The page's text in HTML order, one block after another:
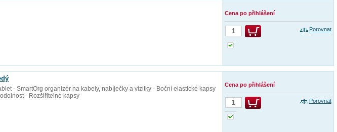
Cena po přihlášení
Porovnat
- SmartOrg organizér na kabely, nabíječky a vizitky - Boční elastické kapsy
- Rozšiřitelné kapsy
Cena po přihlášení
Porovnat